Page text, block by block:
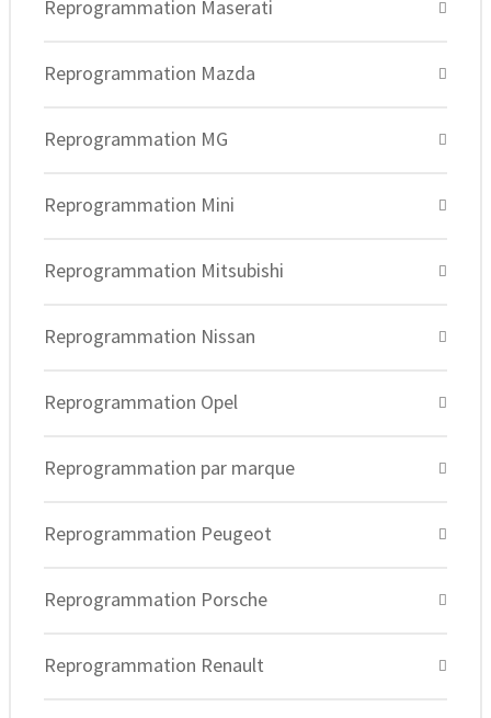
Reprogrammation Maserati
Reprogrammation Mazda
Reprogrammation MG
Reprogrammation Mini
Reprogrammation Mitsubishi
Reprogrammation Nissan
Reprogrammation Opel
Reprogrammation par marque
Reprogrammation Peugeot
Reprogrammation Porsche
Reprogrammation Renault